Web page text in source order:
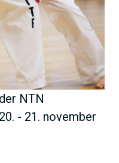
NTN
- 21. november